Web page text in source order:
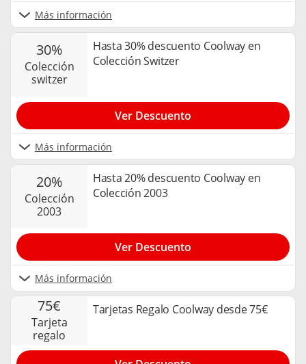
Más información
30%
colección
switzer
Hasta 30% descuento Coolway en
Colección Switzer
Más información
Ver Descuento
20%
colección
2003
Hasta 20% descuento Coolway en
Colección 2003
Más información
Ver Descuento
75€
tarjeta
regalo
Tarjetas Regalo Coolway desde 75€